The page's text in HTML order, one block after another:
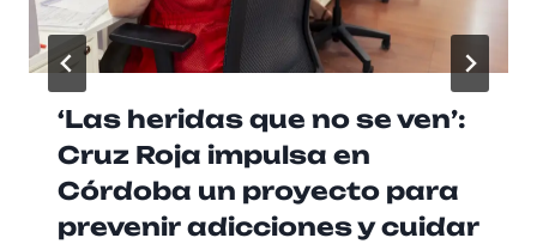
‘Las heridas que no se ven’:
Cruz Roja impulsa en
Córdoba un proyecto para
prevenir adicciones y cuidar